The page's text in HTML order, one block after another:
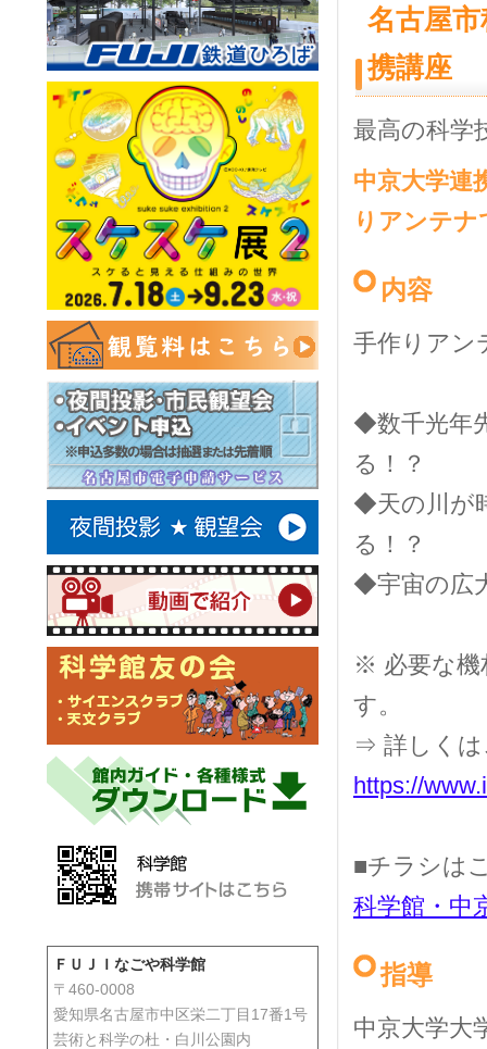
名古屋
携講座
最高の科学
中京大学
りアンテ
内容
手作りアン
◆数千光年
る！？
◆天の川が
る！？
◆宇宙の広
※ 必要な機
す。
⇒ 詳しくは
https://
■チラシは
科学館・中
指導
中京大学大
ＦＵＪＩなごや科学館
〒460-0008
愛知県名古屋市中区栄二丁目17番1号
芸術と科学の杜・白川公園内